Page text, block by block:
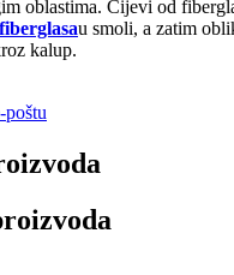
oblastima. Cijevi od
fiberglasau smoli, a zatim
kalup.
poštu